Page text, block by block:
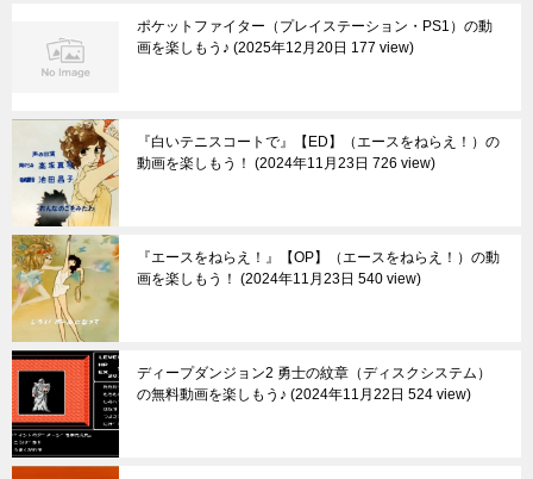
ポケットファイター（プレイステーション・PS1）の動
画を楽しもう♪ 2025年12月20日 177 view
『白いテニスコートで』【ED】（エースをねらえ！）の
動画を楽しもう！
2024年11月23日 726 view
『エースをねらえ！』【OP】（エースをねらえ！）の動
画を楽しもう！
2024年11月23日 540 view
ディープダンジョン2 勇士の紋章（ディスクシステム）
の無料動画を楽しもう♪ 2024年11月22日 524 view